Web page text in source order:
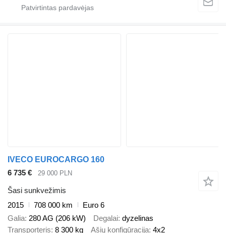
IVECO EUROCARGO 160
6 735 €
29 000 PLN
Šasi sunkvežimis
2015
708 000 km
Euro 6
Galia 280 AG (206 kW) Degalai dyzelinas
Transporteris 8 300 kg Ašių konfigūracija 4x2